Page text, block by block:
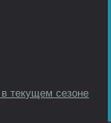
текущем сезоне